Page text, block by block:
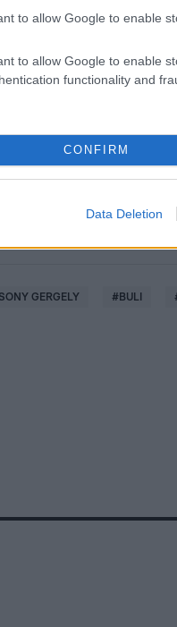
to allow Google to enable
to allow Google to enable
functionality and
CONFIRM
Data Deletion
között legyen a Google-
GERGELY #BULI